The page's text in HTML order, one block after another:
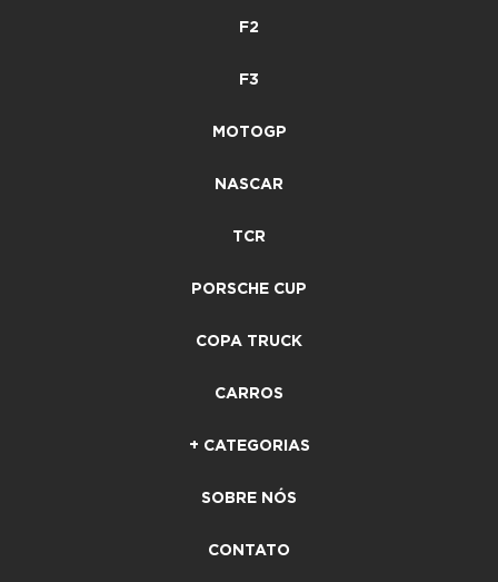
F2
F3
MOTOGP
NASCAR
TCR
PORSCHE CUP
COPA TRUCK
CARROS
+ CATEGORIAS
SOBRE NÓS
CONTATO